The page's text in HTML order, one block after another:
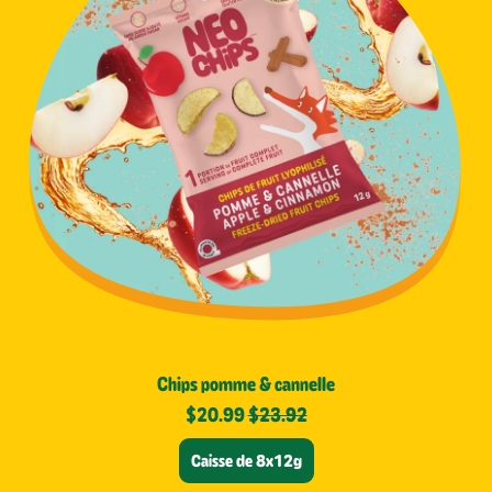
p
o
m
m
e
c
a
n
n
e
l
l
e
Chips pomme & cannelle
$20.99 Prix de vente
$23.92
Caisse de 8x12g